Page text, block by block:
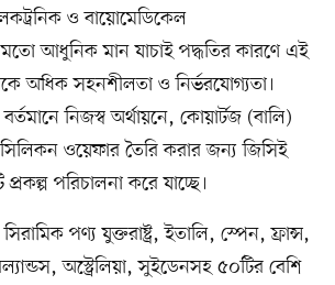
ও বায়োমেডিকেল
আধুনিক মান যাচাই পদ্ধতির কারণে এই
অধিক সহনশীলতা ও নির্ভরযোগ্যতা।
নিজস্ব অর্থায়নে, কোয়ার্টজ (বালি)
ওয়েফার তৈরি করার জন্য জিসিই
পরিচালনা করে যাচ্ছে।
পণ্য যুক্তরাষ্ট্র, ইতালি, স্পেন, ফ্রান্স,
অস্ট্রেলিয়া, সুইডেনসহ ৫০টির বেশি